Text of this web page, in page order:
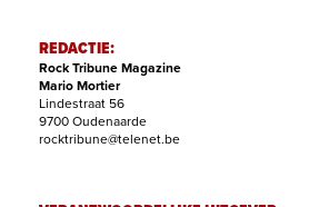
REDACTIE:
Rock Tribune Magazine
Mario Mortier
Lindestraat 56
9700 Oudenaarde
rocktribune@telenet.be